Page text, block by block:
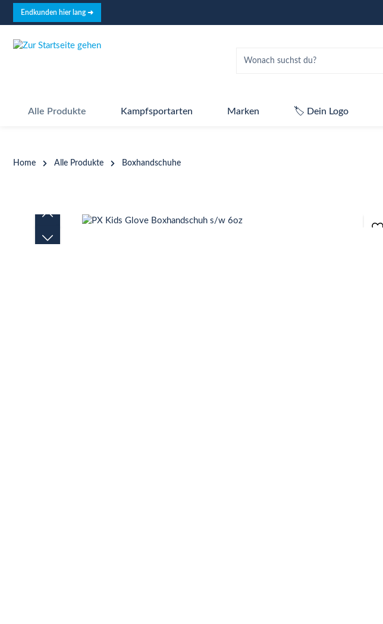
Zur Hauptnavigation springen
Endkunden hier lang ➜
Alle Produkte Kampfsportarten Marken 🏷️ Dein Logo
Home Alle Produkte Boxhandschuhe
Bildergalerie überspringen